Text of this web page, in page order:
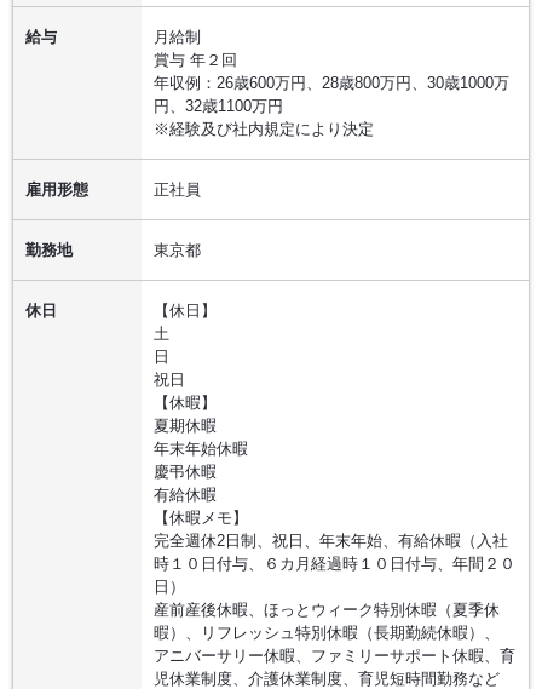
給与
月給制
賞与 年２回
年収例：26歳600万円、28歳800万円、30歳1000万
円、32歳1100万円
※経験及び社内規定により決定
雇用形態 正社員
勤務地 東京都
休日
【休日】
土
日
祝日
【休暇】
夏期休暇
年末年始休暇
慶弔休暇
有給休暇
【休暇メモ】
完全週休2日制、祝日、年末年始、有給休暇（入社
時１０日付与、６カ月経過時１０日付与、年間２０
日）
産前産後休暇、ほっとウィーク特別休暇（夏季休
暇）、リフレッシュ特別休暇（長期勤続休暇）、
アニバーサリー休暇、ファミリーサポート休暇、育
児休業制度、介護休業制度、育児短時間勤務など